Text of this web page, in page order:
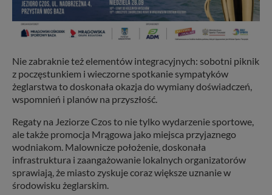
Nie zabraknie też elementów integracyjnych: sobotni piknik
z poczęstunkiem i wieczorne spotkanie sympatyków
żeglarstwa to doskonała okazja do wymiany doświadczeń,
wspomnień i planów na przyszłość.
Regaty na Jeziorze Czos to nie tylko wydarzenie sportowe,
ale także promocja Mrągowa jako miejsca przyjaznego
wodniakom. Malownicze położenie, doskonała
infrastruktura i zaangażowanie lokalnych organizatorów
sprawiają, że miasto zyskuje coraz większe uznanie w
środowisku żeglarskim.